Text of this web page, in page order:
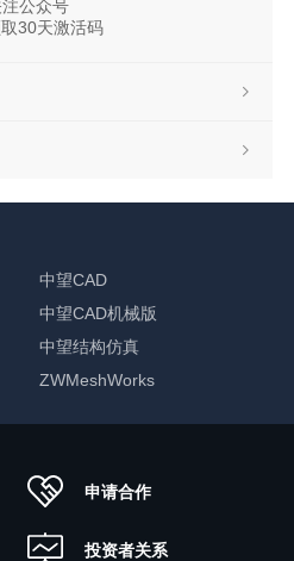
注公众号
30天激活码
中望CAD
中望CAD机械版
中望结构仿真
ZWMeshWorks
申请合作
投资者关系